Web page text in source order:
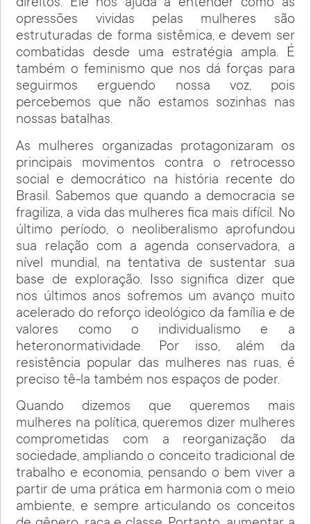
direitos. Ele nos ajuda a entender como as
opressões vividas pelas mulheres são
estruturadas de forma sistêmica, e devem ser
combatidas desde uma estratégia ampla. É
também o feminismo que nos dá forças para
seguirmos erguendo nossa voz, pois
percebemos que não estamos sozinhas nas
nossas batalhas.
As mulheres organizadas protagonizaram os
principais movimentos contra o retrocesso
social e democrático na história recente do
Brasil. Sabemos que quando a democracia se
fragiliza, a vida das mulheres fica mais difícil. No
último período, o neoliberalismo aprofundou
sua relação com a agenda conservadora, a
nível mundial, na tentativa de sustentar sua
base de exploração. Isso significa dizer que
nos últimos anos sofremos um avanço muito
acelerado do reforço ideológico da família e de
valores como o individualismo e a
heteronormatividade. Por isso, além da
resistência popular das mulheres nas ruas, é
preciso tê-la também nos espaços de poder.
Quando dizemos que queremos mais
mulheres na política, queremos dizer mulheres
comprometidas com a reorganização da
sociedade, ampliando o conceito tradicional de
trabalho e economia, pensando o bem viver a
partir de uma prática em harmonia com o meio
ambiente, e sempre articulando os conceitos